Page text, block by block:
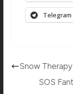
Telegram
Snow
SOS